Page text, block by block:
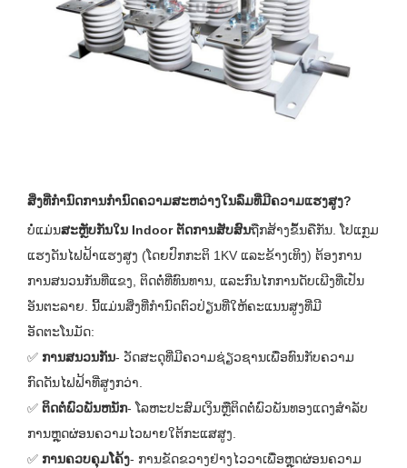
ສິ່ງທີ່ກໍານົດການກໍານົດຄວາມສະຫວ່າງໃນລົ່ມທີ່ມີຄວາມແຮງສູງ?
ບໍ່ແມ່ນສະຫຼັບກັນໃນ Indoor ຕັດການສັບສົນຖືກສ້າງຂຶ້ນຄືກັນ. ໂປແກຼມ
ແຮງດັນໄຟຟ້າແຮງສູງ (ໂດຍປົກກະຕິ 1KV ແລະຂ້າງເທິງ) ຕ້ອງການ
ການສນວນກັນທີ່ແຂງ, ຕິດຕໍ່ທີ່ທົນທານ, ແລະກົນໄກການດັບເພີງທີ່ເປັນ
ອັນຕະລາຍ. ນີ້ແມ່ນສິ່ງທີ່ກໍານົດຕົວປ່ຽນທີ່ໃຫ້ຄະແນນສູງທີ່ມີ
ອັດຕະໂນມັດ:
✅ ການສນວນກັນ- ວັດສະດຸທີ່ມີຄວາມຊ່ຽວຊານເພື່ອທົນກັບຄວາມ
ກົດດັນໄຟຟ້າທີ່ສູງກວ່າ.
✅ຕິດຕໍ່ພົວພັນຫນັກ- ໂລຫະປະສົມເງິນຫຼືຕິດຕໍ່ພົວພັນທອງແດງສໍາລັບ
ການຫຼຸດຜ່ອນຄວາມໄວພາຍໃຕ້ກະແສສູງ.
✅ ການຄວບຄຸມໂຄ້ງ- ການຂັດຂວາງຢ່າງໄວວາເພື່ອຫຼຸດຜ່ອນຄວາມ